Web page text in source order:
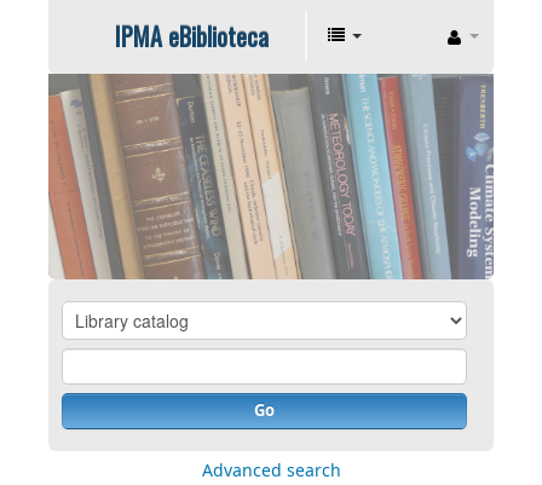
IPMA eBiblioteca
Go
Advanced search